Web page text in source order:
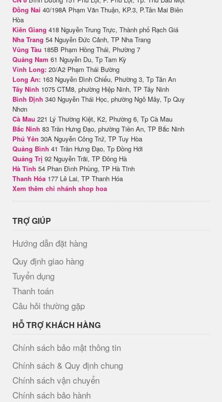
Đồng Nai 40/198A Phạm Văn Thuận, KP.3, P.Tân Mai Biên
Hòa
Kiên Giang 418 Nguyễn Trung Trực, Thành phố Rạch Giá
Nha Trang 54 Nguyễn Đức Cảnh, TP Nha Trang
Vũng Tàu 185B Phạm Hồng Thái, Phường 7
Quảng Nam 61 Nguyễn Du, Tp Tam Kỳ
Vĩnh Long: 20/A2 Phạm Thái Bường
Long An: 163 Nguyễn Đình Chiểu, Phường 3, Tp Tân An
Tây Ninh 1075 CTM8, phường Hiệp Ninh, TP Tây Ninh
Bình Định 340 Nguyễn Thái Học, phường Ngô Mây, Tp Quy
Nhơn
Cà Mau 221 Lý Thường Kiệt, K2, Phường 6, Tp Cà Mau
Bắc Ninh 83 Trần Hưng Đạo, phường Tiền An, TP Bắc Ninh
Phú Yên 30A Nguyễn Công Trứ, TP Tuy Hòa
Quảng Bình 41 Trần Hưng Đạo, Tp Đồng Hới
Quảng Trị 92 Nguyễn Trãi, TP Đông Hà
Hà Tĩnh 54 Phan Đình Phùng, TP Hà Tĩnh
Thanh Hóa 177 Lê Lai, TP Thanh Hóa
Xem thêm chi nhánh shop hoa
TRỢ GIÚP
Hướng dẫn đặt hàng
Quy định giao hàng
Tuyển dụng
Thanh toán
Câu hỏi thường gặp
HỖ TRỢ KHÁCH HÀNG
Chính sách bảo mật thông tin
Chính sách & Quy định chung
Chính sách vận chuyển
Chính sách bảo hành